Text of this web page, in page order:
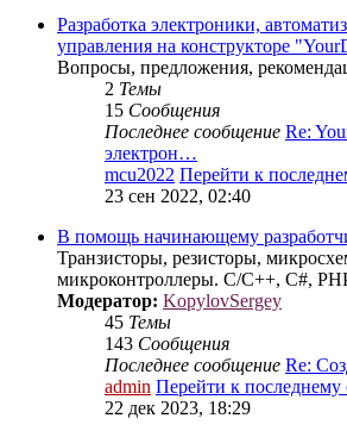
Разработка электроники,
управления на конструкторе
Вопросы, предложения,
2 Темы
15 Сообщения
Последнее сообщение Re:
электрон…
mcu2022 Перейти к
23 сен 2022, 02:40
В помощь начинающему
Транзисторы, резисторы,
микроконтроллеры. C/C++, C#,
Модератор: KopylovSergey
45 Темы
143 Сообщения
Последнее сообщение Re:
admin Перейти к
22 дек 2023, 18:29